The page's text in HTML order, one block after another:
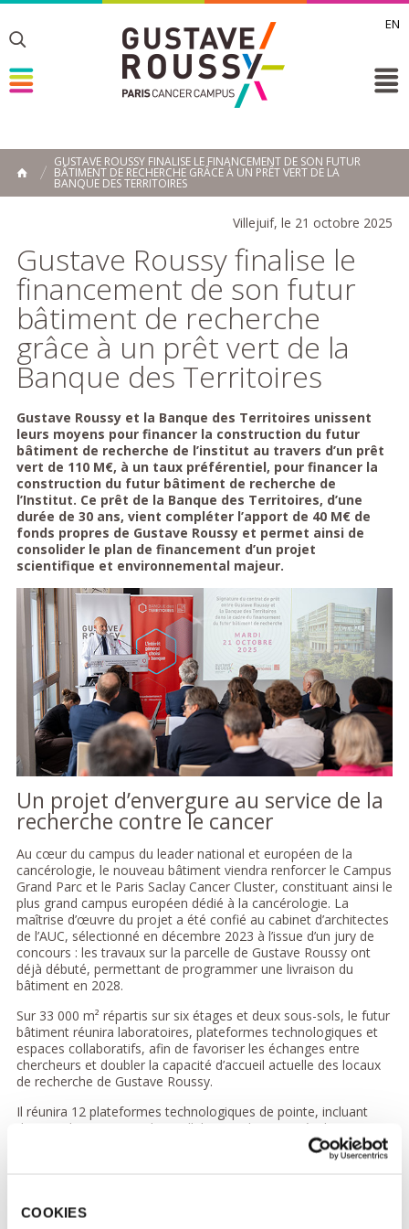
COOKIES
EN
Toggle
Toggle
ACCUEIL
GUSTAVE ROUSSY FINALISE LE FINANCEMENT DE SON FUTUR
BÂTIMENT DE RECHERCHE GRÂCE À UN PRÊT VERT DE LA
BANQUE DES TERRITOIRES
Villejuif, le 21 octobre 2025
Gustave Roussy finalise le
financement de son futur
bâtiment de recherche
grâce à un prêt vert de la
Banque des Territoires
Gustave Roussy et la Banque des Territoires unissent
leurs moyens pour financer la construction du futur
bâtiment de recherche de l’institut au travers d’un prêt
vert de 110 M€, à un taux préférentiel, pour financer la
construction du futur bâtiment de recherche de
l’Institut. Ce prêt de la Banque des Territoires, d’une
durée de 30 ans, vient compléter l’apport de 40 M€ de
fonds propres de Gustave Roussy et permet ainsi de
consolider le plan de financement d’un projet
scientifique et environnemental majeur.
Un projet d’envergure au service de la
recherche contre le cancer
Au cœur du campus du leader national et européen de la
cancérologie, le nouveau bâtiment viendra renforcer le Campus
Grand Parc et le Paris Saclay Cancer Cluster, constituant ainsi le
plus grand campus européen dédié à la cancérologie. La
maîtrise d’œuvre du projet a été confié au cabinet d’architectes
de l’AUC, sélectionné en décembre 2023 à l’issue d’un jury de
concours : les travaux sur la parcelle de Gustave Roussy ont
déjà débuté, permettant de programmer une livraison du
bâtiment en 2028.
Sur 33 000 m² répartis sur six étages et deux sous-sols, le futur
bâtiment réunira laboratoires, plateformes technologiques et
espaces collaboratifs, afin de favoriser les échanges entre
chercheurs et doubler la capacité d’accueil actuelle des locaux
de recherche de Gustave Roussy.
Il réunira 12 plateformes technologiques de pointe, incluant
data-analyse, organoïdes, cellules circulantes et évaluation
préclinique et un Theory Center dédié aux collaborations
interdisciplinaires, avec une large place faite aux collaborations
et de l’INSERM ou du CNRS.